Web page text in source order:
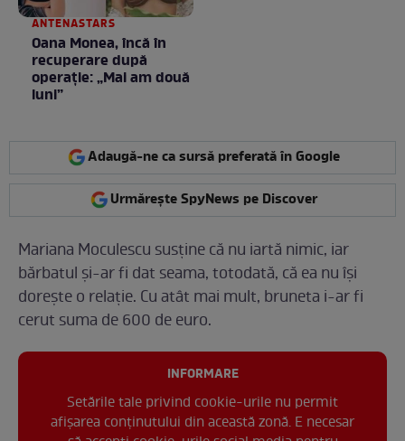
ANTENASTARS
Oana Monea, încă în
recuperare după
operație: „Mai am două
luni”
Adaugă-ne ca sursă preferată în Google
Urmărește SpyNews pe Discover
Mariana Moculescu susține că nu iartă nimic, iar
bărbatul și-ar fi dat seama, totodată, că ea nu își
dorește o relație. Cu atât mai mult, bruneta i-ar fi
cerut suma de 600 de euro.
INFORMARE
Setările tale privind cookie-urile nu permit
afișarea conținutului din această zonă. E necesar